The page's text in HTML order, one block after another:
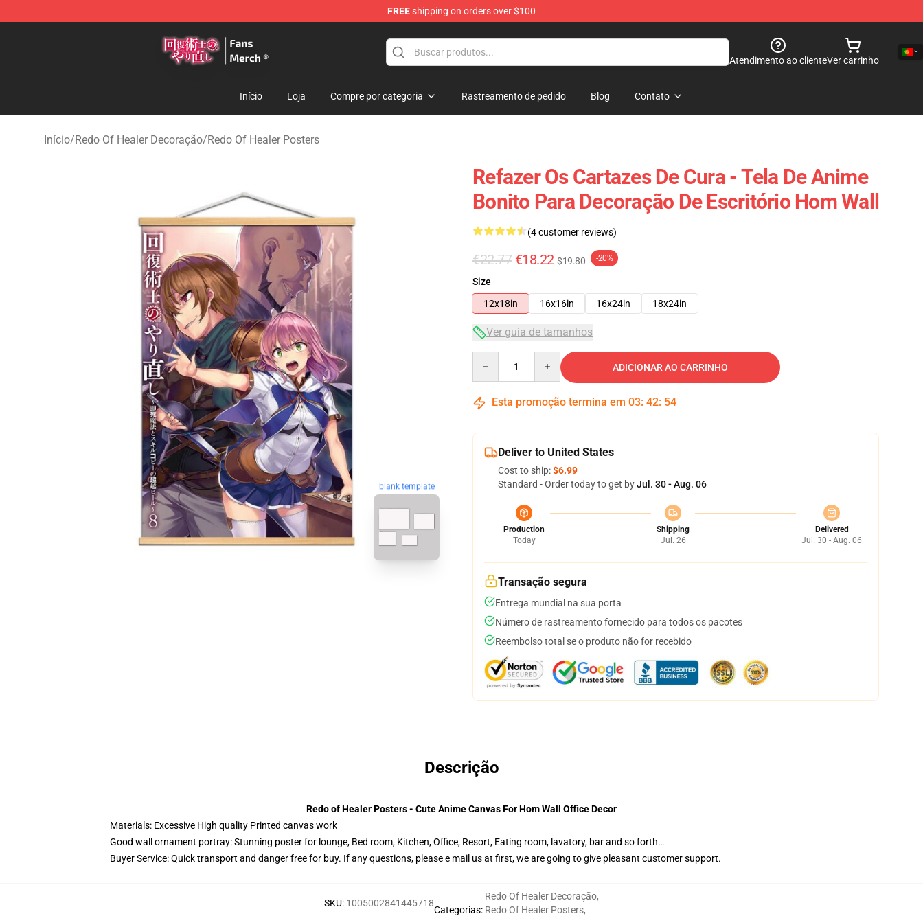
FREEshipping on orders over $100
Atendimento ao clienteVer carrinho
Início Loja Compre por categoria Rastreamento de pedido Blog Contato
Início/Redo Of Healer Decoração/Redo Of Healer Posters
blank template
Refazer Os Cartazes De Cura - Tela De Anime
Bonito Para Decoração De Escritório Hom Wall
(4 customer reviews)
€22.77 €18.22 $19.80 -20%
Size
12x18in
16x16in 16x24in 18x24in
Ver guia de tamanhos
ADICIONAR AO CARRINHO
Esta promoção termina em 03: 42: 53
Deliver to United States
Cost to ship:$6.99
Standard - Order today to get byJul. 30 - Aug. 06
Production
Today
Shipping
Jul. 26
Delivered
Jul. 30 - Aug. 06
Transação segura
Entrega mundial na sua porta
Número de rastreamento fornecido para todos os pacotes
Reembolso total se o produto não for recebido
Descrição
Redo of Healer Posters - Cute Anime Canvas For Hom Wall Office Decor
Materials: Excessive High quality Printed canvas work
Good wall ornament portray: Stunning poster for lounge, Bed room, Kitchen, Office, Resort, Eating room, lavatory, bar and so forth…
Buyer Service: Quick transport and danger free for buy. If any questions, please e mail us at first, we are going to give pleasant customer support.
SKU: 1005002841445718
Categorias:
Redo Of Healer Decoração,
Redo Of Healer Posters,